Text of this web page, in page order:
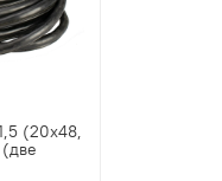
(20х48,